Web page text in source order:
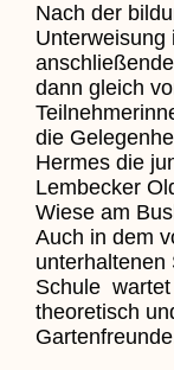
Nach der
Unterweisung
dann gleich
die
Hermes die
Lembecker
Wiese am
Auch in dem
unterhaltenen
Schule wartet
theoretisch